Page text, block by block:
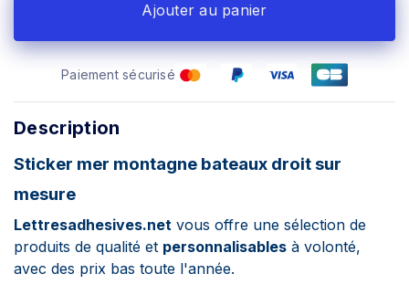
Ajouter au panier
Paiement sécurisé
Description
Sticker mer montagne bateaux droit sur
mesure
Lettresadhesives.net vous offre une sélection de
produits de qualité et personnalisables à volonté,
avec des prix bas toute l'année.